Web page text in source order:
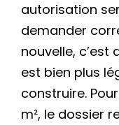
autorisation
demander
nouvelle,
est bien plus
construire.
m², le dossier